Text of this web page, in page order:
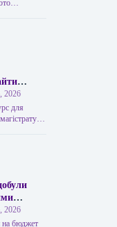
слова,
2026
для
2026
на бюджет